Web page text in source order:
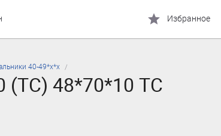
Избранное
40-49*х*х
(TC) 48*70*10 TC